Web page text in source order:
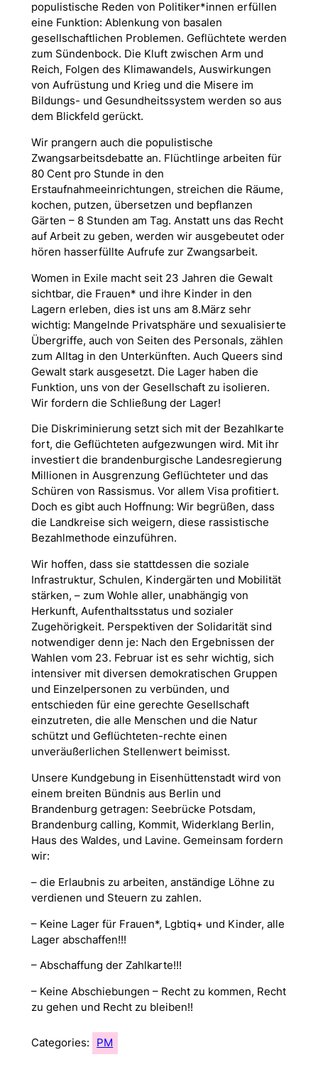
populistische Reden von Politiker*innen erfüllen
eine Funktion: Ablenkung von basalen
gesellschaftlichen Problemen. Geflüchtete werden
zum Sündenbock. Die Kluft zwischen Arm und
Reich, Folgen des Klimawandels, Auswirkungen
von Aufrüstung und Krieg und die Misere im
Bildungs- und Gesundheitssystem werden so aus
dem Blickfeld gerückt.
Wir prangern auch die populistische
Zwangsarbeitsdebatte an. Flüchtlinge arbeiten für
80 Cent pro Stunde in den
Erstaufnahmeeinrichtungen, streichen die Räume,
kochen, putzen, übersetzen und bepflanzen
Gärten – 8 Stunden am Tag. Anstatt uns das Recht
auf Arbeit zu geben, werden wir ausgebeutet oder
hören hasserfüllte Aufrufe zur Zwangsarbeit.
Women in Exile macht seit 23 Jahren die Gewalt
sichtbar, die Frauen* und ihre Kinder in den
Lagern erleben, dies ist uns am 8.März sehr
wichtig: Mangelnde Privatsphäre und sexualisierte
Übergriffe, auch von Seiten des Personals, zählen
zum Alltag in den Unterkünften. Auch Queers sind
Gewalt stark ausgesetzt. Die Lager haben die
Funktion, uns von der Gesellschaft zu isolieren.
Wir fordern die Schließung der Lager!
Die Diskriminierung setzt sich mit der Bezahlkarte
fort, die Geflüchteten aufgezwungen wird. Mit ihr
investiert die brandenburgische Landesregierung
Millionen in Ausgrenzung Geflüchteter und das
Schüren von Rassismus. Vor allem Visa profitiert.
Doch es gibt auch Hoffnung: Wir begrüßen, dass
die Landkreise sich weigern, diese rassistische
Bezahlmethode einzuführen.
Wir hoffen, dass sie stattdessen die soziale
Infrastruktur, Schulen, Kindergärten und Mobilität
stärken, – zum Wohle aller, unabhängig von
Herkunft, Aufenthaltsstatus und sozialer
Zugehörigkeit. Perspektiven der Solidarität sind
notwendiger denn je: Nach den Ergebnissen der
Wahlen vom 23. Februar ist es sehr wichtig, sich
intensiver mit diversen demokratischen Gruppen
und Einzelpersonen zu verbünden, und
entschieden für eine gerechte Gesellschaft
einzutreten, die alle Menschen und die Natur
schützt und Geflüchteten-rechte einen
unveräußerlichen Stellenwert beimisst.
Unsere Kundgebung in Eisenhüttenstadt wird von
einem breiten Bündnis aus Berlin und
Brandenburg getragen: Seebrücke Potsdam,
Brandenburg calling, Kommit, Widerklang Berlin,
Haus des Waldes, und Lavine. Gemeinsam fordern
wir:
– die Erlaubnis zu arbeiten, anständige Löhne zu
verdienen und Steuern zu zahlen.
– Keine Lager für Frauen*, Lgbtiq+ und Kinder, alle
Lager abschaffen!!!
– Abschaffung der Zahlkarte!!!
– Keine Abschiebungen – Recht zu kommen, Recht
zu gehen und Recht zu bleiben!!
Categories: PM